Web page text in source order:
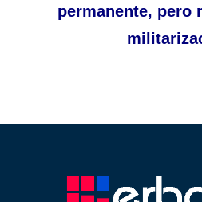
permanente, pero